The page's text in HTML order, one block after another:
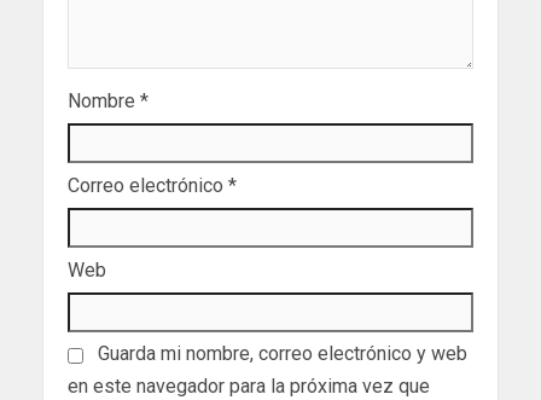
Nombre *
Correo electrónico *
Web
Guarda mi nombre, correo electrónico y web
en este navegador para la próxima vez que